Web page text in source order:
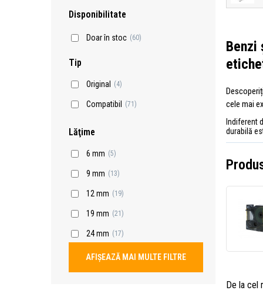
Disponibilitate
Doar în stoc (60)
Tip
Original (4)
Compatibil (71)
Lăţime
6 mm (5)
9 mm (13)
12 mm (19)
19 mm (21)
24 mm (17)
AFIȘEAZĂ MAI MULTE FILTRE
Benzi
Descoperiți
cele mai
Indiferent
durabilă
De la cel